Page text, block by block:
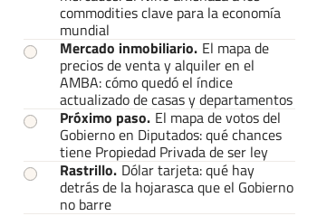
commodities clave para la economía
mundial
Mercado inmobiliario. El mapa de
precios de venta y alquiler en el
AMBA: cómo quedó el índice
actualizado de casas y departamentos
Próximo paso. El mapa de votos del
Gobierno en Diputados: qué chances
tiene Propiedad Privada de ser ley
Rastrillo. Dólar tarjeta: qué hay
detrás de la hojarasca que el Gobierno
no barre